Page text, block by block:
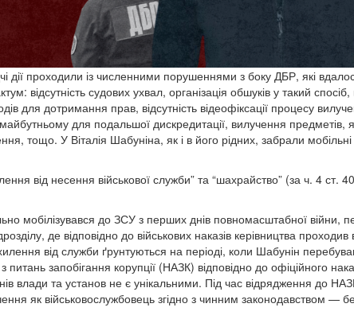
дії проходили із численними порушеннями з боку ДБР, які
відсутність судових ухвал, організація обшуків у такий
для дотримання прав, відсутність відеофіксації процесу
для подальшої дискредитації, вилучення предметів,
тощо. У Віталія Шабуніна, як і в його рідних, забрали
від несення військової служби” та “шахрайство” (за ч. 4 ст.
мобілізувався до ЗСУ з перших днів повномасштабної війни,
де відповідно до військових наказів керівництва проходив
від служби ґрунтуються на періоді, коли Шабунін
питань запобігання корупції (НАЗК) відповідно до офіційного
влади та установ не є унікальними. Під час відрядження до
як військовослужбовець згідно з чинним законодавством —